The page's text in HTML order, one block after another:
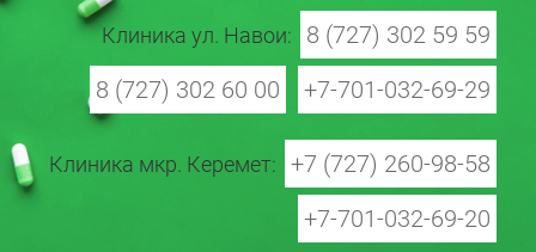
Клиника ул. Навои:
8 (727) 302 59 59
8 (727) 302 60 00
+7-701-032-69-29
Клиника мкр. Керемет:
+7 (727) 260-98-58
+7-701-032-69-20